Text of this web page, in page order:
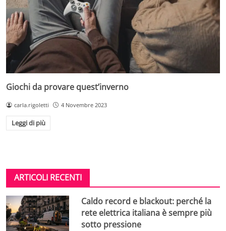
Giochi da provare quest’inverno
carla.rigoletti 4 Novembre 2023
Leggi di più
ARTICOLI RECENTI
Caldo record e blackout: perché la
rete elettrica italiana è sempre più
sotto pressione